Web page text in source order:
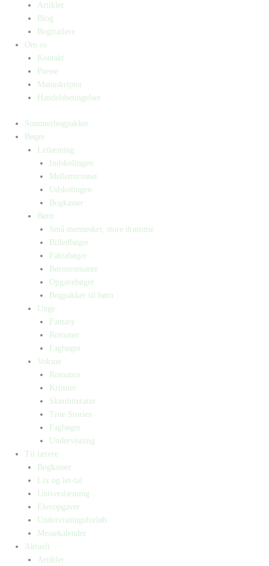
Artikler
Blog
Bogtrailere
Om os
Kontakt
Presse
Manuskripter
Handelsbetingelser
Sommerbogpakker
Bøger
Letlæsning
Indskolingen
Mellemtrinnet
Udskolingen
Bogkasser
Børn
Små mennesker, store drømme
Billedbøger
Faktabøger
Børneromaner
Opgavebøger
Bogpakker til børn
Unge
Fantasy
Romaner
Fagbøger
Voksne
Romance
Krimier
Skønlitteratur
True Stories
Fagbøger
Undervisning
Til lærere
Bogkasser
Lix og let-tal
Universlæsning
Elevopgaver
Undervisningsforløb
Messekalender
Aktuelt
Artikler